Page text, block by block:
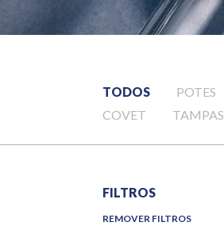
TODOS POTES
COVET
TAMPAS
FILTROS
REMOVER FILTROS